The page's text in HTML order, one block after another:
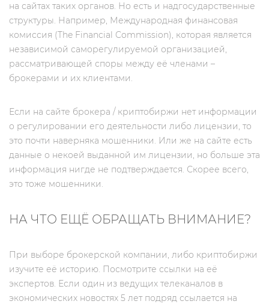
на сайтах таких органов. Но есть и надгосударственные
структуры. Например, Международная финансовая
комиссия (The Financial Commission), которая является
независимой саморегулируемой организацией,
рассматривающей споры между её членами –
брокерами и их клиентами.
Если на сайте брокера / криптобиржи нет информации
о регулировании его деятельности либо лицензии, то
это почти наверняка мошенники. Или же на сайте есть
данные о некоей выданной им лицензии, но больше эта
информация нигде не подтверждается. Скорее всего,
это тоже мошенники.
НА ЧТО ЕЩЁ ОБРАЩАТЬ ВНИМАНИЕ?
При выборе брокерской компании, либо криптобиржи
изучите её историю. Посмотрите ссылки на её
экспертов. Если один из ведущих телеканалов в
экономических новостях 5 лет подряд ссылается на